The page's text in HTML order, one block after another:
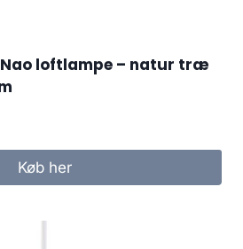
Nao loftlampe – natur træ
Køb her